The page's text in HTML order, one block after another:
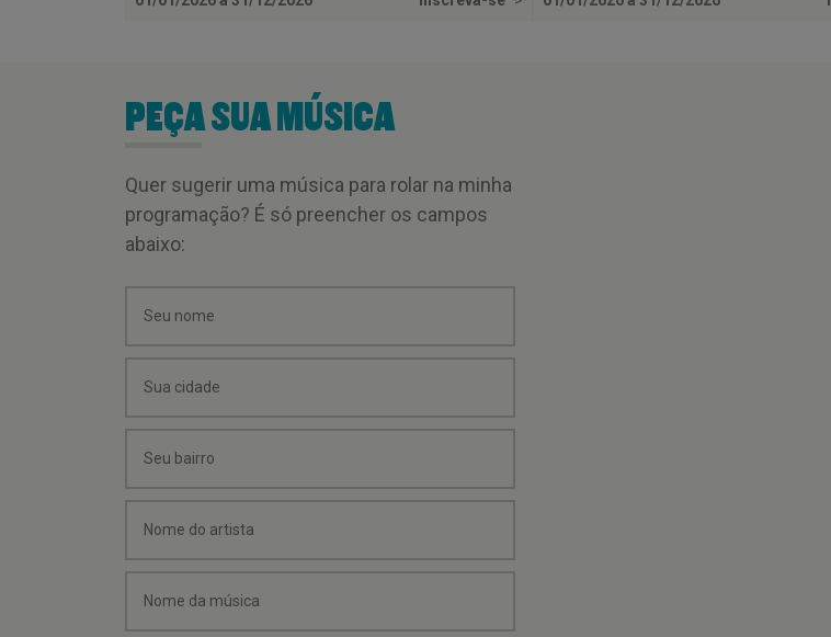
PEÇA SUA MÚSICA
Quer sugerir uma música para rolar na minha
programação? É só preencher os campos
abaixo: